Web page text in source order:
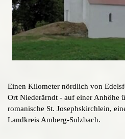
Einen Kilometer nördlich von
Ort Niederärndt - auf einer Anhöhe
romanische St. Josephskirchlein,
Landkreis Amberg-Sulzbach.